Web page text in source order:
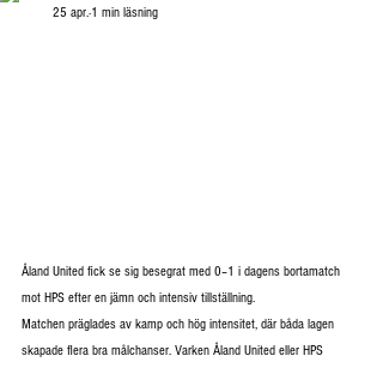
25 apr. 1 min läsning
Åland United fick se sig besegrat med 0–1 i dagens bortamatch
mot HPS efter en jämn och intensiv tillställning.
Matchen präglades av kamp och hög intensitet, där båda lagen
skapade flera bra målchanser. Varken Åland United eller HPS